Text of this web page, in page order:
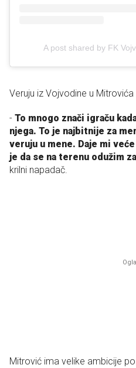
A post shared by FK
Veruju iz Vojvodine u
- To mnogo znači igraču
njega. To je najbitnije za
veruju u mene. Daje mi
je da se na terenu odužim
krilni napadač.
Mitrović ima velike ambicije